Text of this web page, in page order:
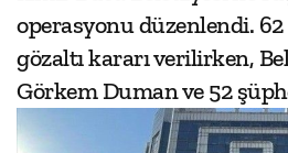
operasyonu düzenlendi.
gözaltı kararı verilirken,
Görkem Duman ve 52